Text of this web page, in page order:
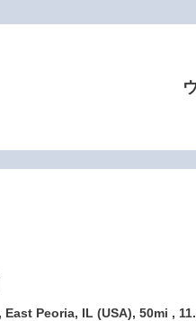
Peoria, IL (USA), 50mi ,